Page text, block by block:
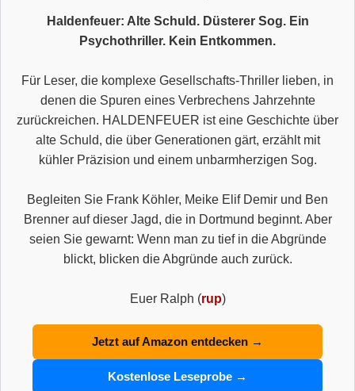
Haldenfeuer: Alte Schuld. Düsterer Sog. Ein
Psychothriller. Kein Entkommen.
Für Leser, die komplexe Gesellschafts-Thriller lieben, in
denen die Spuren eines Verbrechens Jahrzehnte
zurückreichen. HALDENFEUER ist eine Geschichte über
alte Schuld, die über Generationen gärt, erzählt mit
kühler Präzision und einem unbarmherzigen Sog.
Begleiten Sie Frank Köhler, Meike Elif Demir und Ben
Brenner auf dieser Jagd, die in Dortmund beginnt. Aber
seien Sie gewarnt: Wenn man zu tief in die Abgründe
blickt, blicken die Abgründe auch zurück.
Euer Ralph (rup)
Jetzt auf Amazon entdecken →
Kostenlose Leseprobe →